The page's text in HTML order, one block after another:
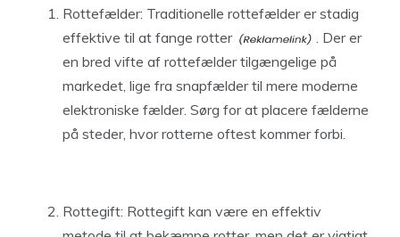
Rottefælder: Traditionelle rottefælder er stadig
effektive til at fange rotter
. Der er
en bred vifte af rottefælder tilgængelige på
markedet, lige fra snapfælder til mere moderne
elektroniske fælder. Sørg for at placere fælderne
på steder, hvor rotterne oftest kommer forbi.
Rottegift: Rottegift kan være en effektiv